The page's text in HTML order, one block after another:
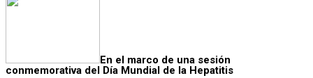
En el marco de una sesión
conmemorativa del Día Mundial de la Hepatitis